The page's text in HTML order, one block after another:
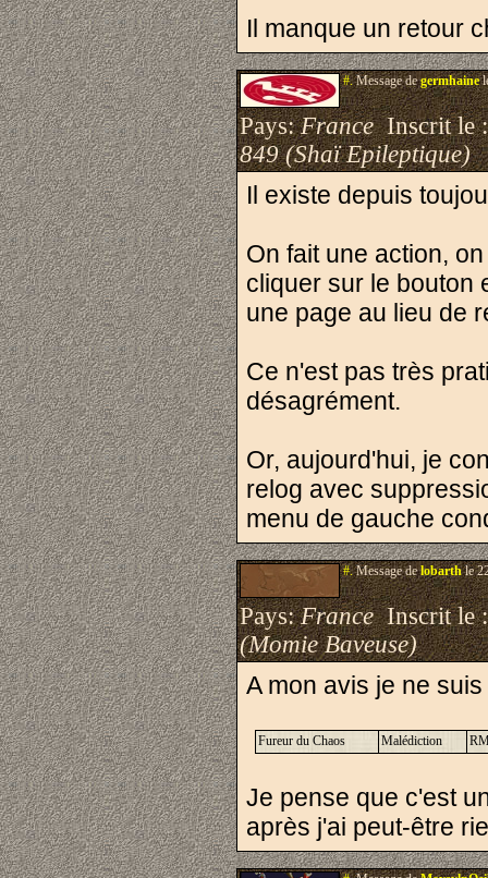
Il manque un retour
#.Message degermhaine
Pays:FranceInscrit le
849 (Shaï Epileptique)
Il existe depuis
On fait une action,
cliquer sur le bouton
une page au lieu de
Ce n'est pas très
désagrément.
Or, aujourd'hui, je
relog avec
menu de gauche
#.Message delobarthle
Pays:FranceInscrit le
(Momie Baveuse)
A mon avis je ne
Fureur du Chaos Malédiction
Je pense que c'est
après j'ai peut-être